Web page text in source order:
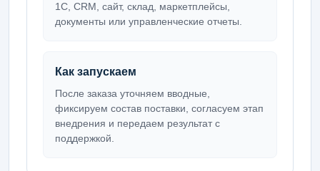
1С, CRM, сайт, склад, маркетплейсы,
документы или управленческие отчеты.
Как запускаем
После заказа уточняем вводные,
фиксируем состав поставки, согласуем этап
внедрения и передаем результат с
поддержкой.